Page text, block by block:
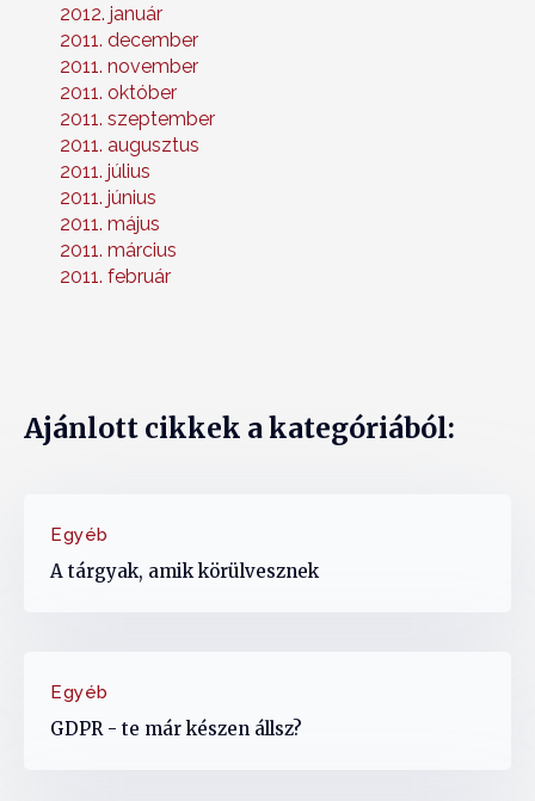
2012. január
2011. december
2011. november
2011. október
2011. szeptember
2011. augusztus
2011. július
2011. június
2011. május
2011. március
2011. február
Ajánlott cikkek a kategóriából:
Egyéb
A tárgyak, amik körülvesznek
Egyéb
GDPR - te már készen állsz?